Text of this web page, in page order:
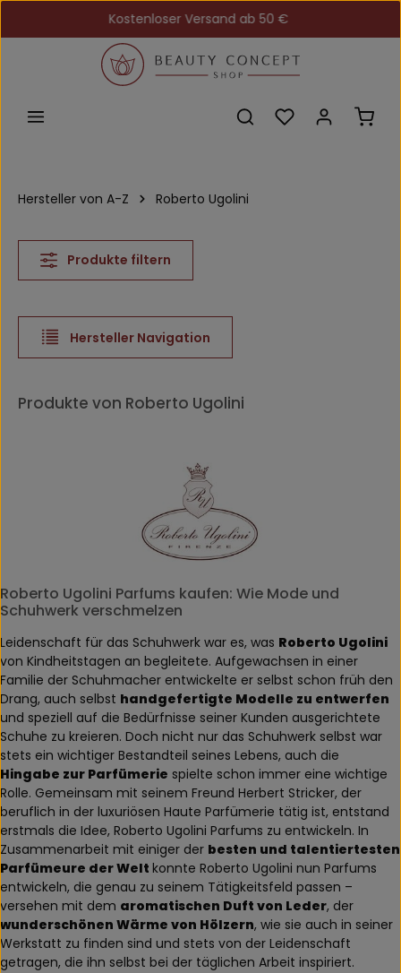
Zum Hauptinhalt springenKostenloser Versand ab 50 €
Du hast 0
Hersteller von A-Z Roberto Ugolini
Produkte filtern
Hersteller Navigation
Produkte von Roberto Ugolini
Roberto Ugolini Parfums kaufen: Wie Mode und
Schuhwerk verschmelzen
Leidenschaft für das Schuhwerk war es, was Roberto Ugolini
von Kindheitstagen an begleitete. Aufgewachsen in einer
Familie der Schuhmacher entwickelte er selbst schon früh den
Drang, auch selbst handgefertigte Modelle zu entwerfen
und speziell auf die Bedürfnisse seiner Kunden ausgerichtete
Schuhe zu kreieren. Doch nicht nur das Schuhwerk selbst war
stets ein wichtiger Bestandteil seines Lebens, auch die
Hingabe zur Parfümerie spielte schon immer eine wichtige
Rolle. Gemeinsam mit seinem Freund Herbert Stricker, der
beruflich in der luxuriösen Haute Parfümerie tätig ist, entstand
erstmals die Idee, Roberto Ugolini Parfums zu entwickeln. In
Zusammenarbeit mit einiger der besten und talentiertesten
Parfümeure der Welt konnte Roberto Ugolini nun Parfums
entwickeln, die genau zu seinem Tätigkeitsfeld passen –
versehen mit dem aromatischen Duft von Leder, der
wunderschönen Wärme von Hölzern, wie sie auch in seiner
Werkstatt zu finden sind und stets von der Leidenschaft
getragen, die ihn selbst bei der täglichen Arbeit inspiriert.